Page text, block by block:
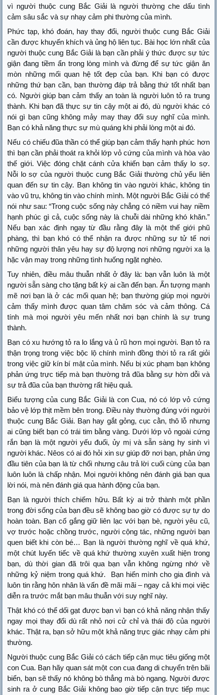
vì người thuộc cung Bắc Giải là người thường che dấu tình
cảm sâu sắc và sự nhạy cảm phi thường của mình.
Phức tạp, khó đoán, hay thay đổi, người thuộc cung Bắc Giải
cần được khuyến khích và ủng hộ liên tục. Bài học lớn nhất của
người thuộc cung Bắc Giải là bạn cần phải ý thức được sự tức
giận đang tiềm ẩn trong lòng mình và đừng để sự tức giận ăn
mòn những mối quan hệ tốt đẹp của bạn. Khi bạn có được
những thứ bạn cần, bạn thường đáp trả bằng thứ tốt nhất bạn
có. Người giúp bạn cảm thấy an toàn là người luôn tỏ ra trung
thành. Khi bạn đã thực sự tin cậy một ai đó, dù người khác có
nói gì bạn cũng không mảy may thay đổi suy nghĩ của mình.
Bạn có khả năng thực sự mù quáng khi phải lòng một ai đó.
Nếu có chiếu đũa thần có thể giúp bạn cảm thấy hạnh phúc hơn
thì bạn cần phải thoát ra khỏi lớp vỏ cứng của mình và hòa vào
thế giới. Việc đóng chặt cánh cửa khiến bạn cảm thấy lo sợ.
Nỗi lo sợ của người thuộc cung Bắc Giải thường chủ yếu liên
quan đến sự tin cậy. Bạn không tin vào người khác, không tin
vào vũ trụ, không tin vào chính mình. Một người Bắc Giải có thể
nói như sau: “Trong cuộc sống này chẳng có niềm vui hay niềm
hạnh phúc gì cả, cuộc sống này là chuỗi dài những khó khăn.”
Nếu bạn xác định ngay từ đầu rằng đây là một thế giới phũ
phàng, thì bạn khó có thể nhận ra được những sự tử tế nơi
những người thân yêu hay sự độ lượng nơi những người xa lạ
hặc vận may trong những tình huống ngặt nghèo.
Tuy nhiên, điều mâu thuẫn nhất ở đây là: bạn vẫn luôn là một
người sẵn sàng cho tặng bất kỳ ai cần đến bạn. Ấn tượng mạnh
mẽ nơi bạn là ở các mối quan hệ; bạn thường giúp mọi người
cảm thấy mình được quan tâm chăm sóc và cảm thông. Cá
tính mà mọi người yêu mến nhất nơi bạn chính là sự trung
thành.
Bạn có xu hướng tỏ ra lo lắng và ủ rũ hơn mọi người. Bạn tỏ ra
thận trọng trong việc bộc lộ chính mình đồng thời tỏ ra rất giỏi
trong việc giữ kín bí mật của mình. Nếu bị xúc phạm bạn không
phản ứng trực tiếp mà bạn thường trả đũa bằng sự hờn dỗi và
sự trả đũa của bạn thường rất hiệu quả.
Biểu tượng của cung Bắc Giải là con Cua, nó có lớp vỏ cứng
bảo vệ lớp thịt mềm bên trong. Điều này thường đúng với người
thuộc cung Bắc Giải. Bạn hay gắt gỏng, cục cằn, thô lỗ nhưng
ai cũng biết bạn có trái tim bằng vàng. Dưới lớp vỏ ngoài cứng
rắn bạn là một người yếu đuối, ủy mị và sẵn sàng hy sinh vì
người khác. Nêos có ai đó hỏi xin sự giúp đỡ nơi bạn, phản ứng
đầu tiên của bạn là từ chối nhưng câu trả lời cuối cùng của bạn
luôn luôn là chấp nhận. Mọi người không nên đánh giá bạn qua
lời nói, mà nên đánh giá qua hành động của bạn.
Bạn là người thích chiếm hữu. Bất kỳ ai trở thành một phần
trong đời sống của bạn đều sẽ không bao giờ có được sự tự do
hoàn toàn. Bạn cố gắng giữ liên lạc với bạn bè, người yêu cũ,
vợ trước hoặc chồng trước, người cộng tác, những người bạn
quen biết khi còn bé… Bạn là người thường nghĩ về quá khứ,
một chút luyến tiếc về quá khứ thường xuyên xuất hiện trong
bạn, dù thời gian đã trôi qua bạn vẫn không ngừng nhớ về
những kỷ niệm trong quá khứ. Bạn hiến mình cho gia đình và
luôn tin rằng hôn nhân là vấn đề mãi mãi – ngay cả khi mọi việc
diễn ra trước mắt bạn mâu thuẫn với suy nghĩ này.
Thật khó có thể dối gạt được bạn vì bạn có khả năng nhận thấy
ngay mọi thay đổi dù rất nhỏ nơi cử chỉ và thái độ của người
khác. Thật ra, bạn sở hữu một khả năng trực giác nhạy cảm phi
thường.
Người thuộc cung Bắc Giải có cách tiếp cận mục tiêu giống một
con Cua. Bạn hãy quan sát một con cua đang di chuyển trên bãi
biển, bạn sẽ thấy nó không bò thẳng mà bò ngang. Người được
sinh ra ở cung Bắc Giải không bao giờ tiếp cận trực tiếp mục